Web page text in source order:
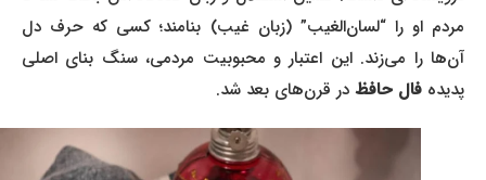
مردم او را “لسان‌الغیب” (زبان غیب) بنامند؛ کسی که حرف دل
آن‌ها را می‌زند. این اعتبار و محبوبیت مردمی، سنگ بنای اصلی
پدیدهفال حافظدر قرن‌های بعد شد.